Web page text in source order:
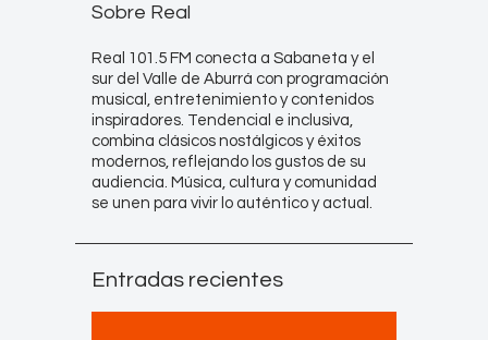
Sobre Real
Real 101.5 FM conecta a Sabaneta y el
sur del Valle de Aburrá con programación
musical, entretenimiento y contenidos
inspiradores. Tendencial e inclusiva,
combina clásicos nostálgicos y éxitos
modernos, reflejando los gustos de su
audiencia. Música, cultura y comunidad
se unen para vivir lo auténtico y actual.
Entradas recientes